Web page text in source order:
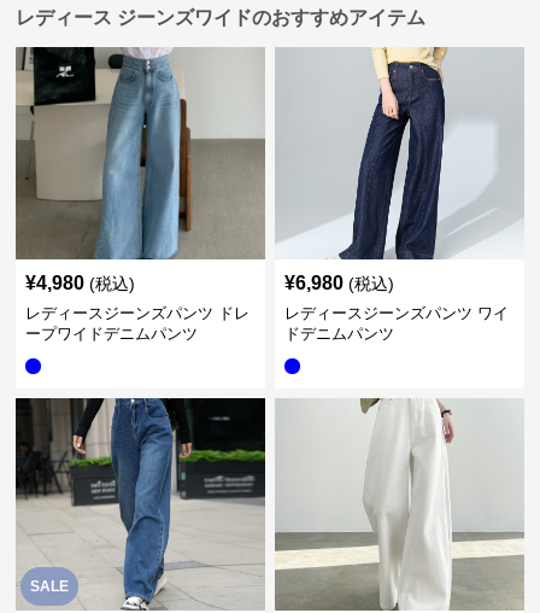
レディース ジーンズワイドのおすすめアイテム
¥4,980 (税込)
レディースジーンズパンツ ドレ
ープワイドデニムパンツ
¥6,980 (税込)
レディースジーンズパンツ ワイ
ドデニムパンツ
SALE